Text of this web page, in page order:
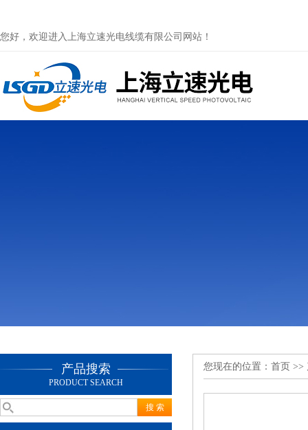
您好，欢迎进入上海立速光电线缆有限公司网站！
产品搜索
PRODUCT SEARCH
您现在的位置： 首页 >>